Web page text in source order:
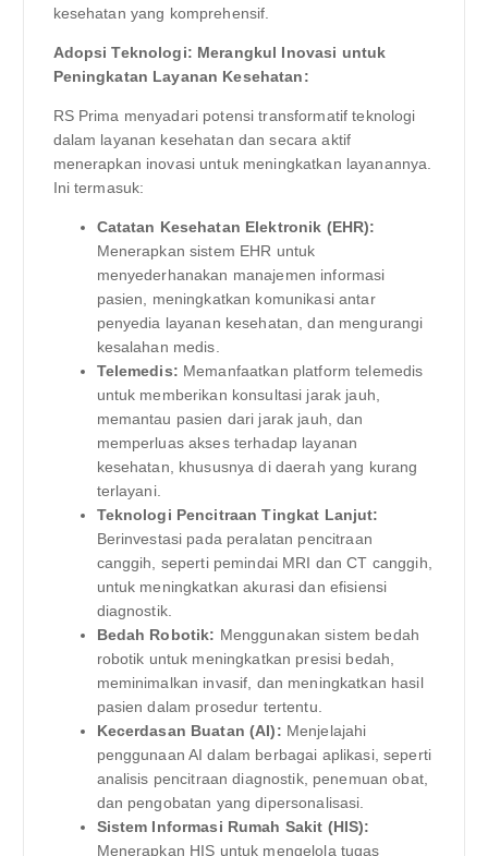
kesehatan yang komprehensif.
Adopsi Teknologi: Merangkul Inovasi untuk
Peningkatan Layanan Kesehatan:
RS Prima menyadari potensi transformatif teknologi
dalam layanan kesehatan dan secara aktif
menerapkan inovasi untuk meningkatkan layanannya.
Ini termasuk:
Catatan Kesehatan Elektronik (EHR):
Menerapkan sistem EHR untuk
menyederhanakan manajemen informasi
pasien, meningkatkan komunikasi antar
penyedia layanan kesehatan, dan mengurangi
kesalahan medis.
Telemedis: Memanfaatkan platform telemedis
untuk memberikan konsultasi jarak jauh,
memantau pasien dari jarak jauh, dan
memperluas akses terhadap layanan
kesehatan, khususnya di daerah yang kurang
terlayani.
Teknologi Pencitraan Tingkat Lanjut:
Berinvestasi pada peralatan pencitraan
canggih, seperti pemindai MRI dan CT canggih,
untuk meningkatkan akurasi dan efisiensi
diagnostik.
Bedah Robotik: Menggunakan sistem bedah
robotik untuk meningkatkan presisi bedah,
meminimalkan invasif, dan meningkatkan hasil
pasien dalam prosedur tertentu.
Kecerdasan Buatan (AI): Menjelajahi
penggunaan AI dalam berbagai aplikasi, seperti
analisis pencitraan diagnostik, penemuan obat,
dan pengobatan yang dipersonalisasi.
Sistem Informasi Rumah Sakit (HIS):
Menerapkan HIS untuk mengelola tugas